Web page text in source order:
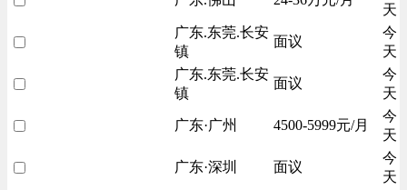
天
广东.东莞.长安
镇
面议
今
天
广东.东莞.长安
镇
面议
今
天
广东·广州 4500-5999元/月
今
天
广东·深圳 面议
今
天